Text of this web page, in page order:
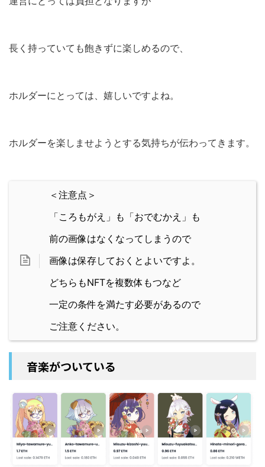
長く持っていても飽きずに楽しめるので、
ホルダーにとっては、嬉しいですよね。
ホルダーを楽しませようとする気持ちが伝わってきます。
＜注意点＞
「ころもがえ」も「おでむかえ」も
前の画像はなくなってしまうので
画像は保存しておくとよいですよ。
どちらもNFTを複数体もつなど
一定の条件を満たす必要があるので
ご注意ください。
音楽がついている